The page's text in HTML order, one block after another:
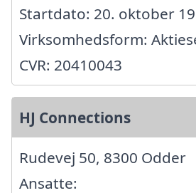
Startdato: 20. oktober
Virksomhedsform:
CVR: 20410043
HJ Connections
Rudevej 50, 8300 Odder
Ansatte: